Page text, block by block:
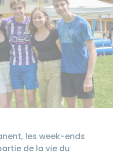
les week-ends
de la vie du